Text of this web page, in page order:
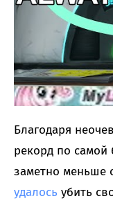
Благодаря
рекорд по самой
заметно меньше
удалось убить